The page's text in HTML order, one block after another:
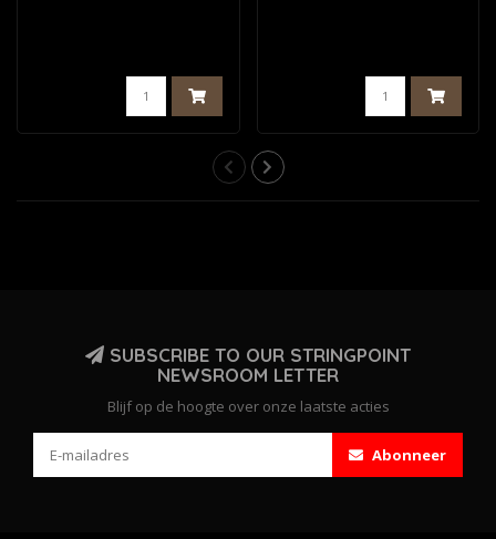
SUBSCRIBE TO OUR STRINGPOINT
NEWSROOM LETTER
Blijf op de hoogte over onze laatste acties
Abonneer